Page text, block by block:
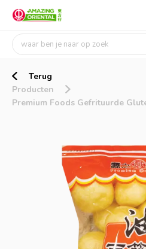
Terug
Producten
Premium Foods Gefrituurde